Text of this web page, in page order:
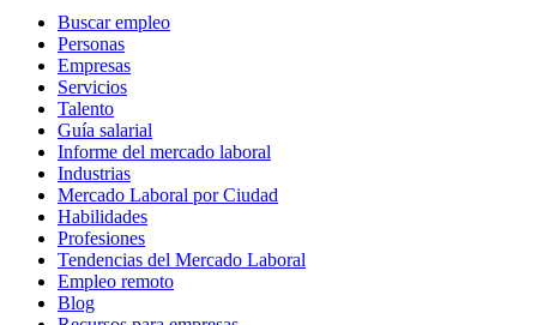
Buscar empleo
Personas
Empresas
Servicios
Talento
Guía salarial
Informe del mercado laboral
Industrias
Mercado Laboral por Ciudad
Habilidades
Profesiones
Tendencias del Mercado Laboral
Empleo remoto
Blog